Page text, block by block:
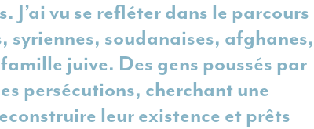
J’ai vu se refléter dans le parcours
syriennes, soudanaises, afghanes,
juive. Des gens poussés par
persécutions, cherchant une
leur existence et prêts